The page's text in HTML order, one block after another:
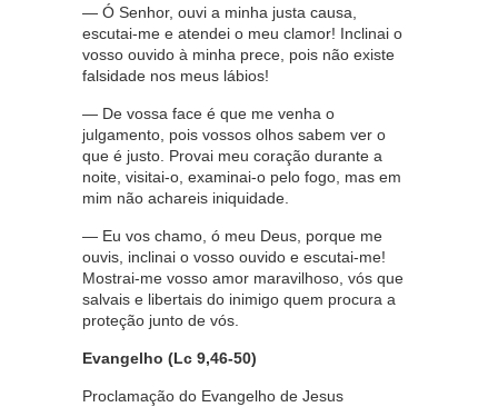
— Ó Senhor, ouvi a minha justa causa,
escutai-me e atendei o meu clamor! Inclinai o
vosso ouvido à minha prece, pois não existe
falsidade nos meus lábios!
— De vossa face é que me venha o
julgamento, pois vossos olhos sabem ver o
que é justo. Provai meu coração durante a
noite, visitai-o, examinai-o pelo fogo, mas em
mim não achareis iniquidade.
— Eu vos chamo, ó meu Deus, porque me
ouvis, inclinai o vosso ouvido e escutai-me!
Mostrai-me vosso amor maravilhoso, vós que
salvais e libertais do inimigo quem procura a
proteção junto de vós.
Evangelho (Lc 9,46-50)
Proclamação do Evangelho de Jesus